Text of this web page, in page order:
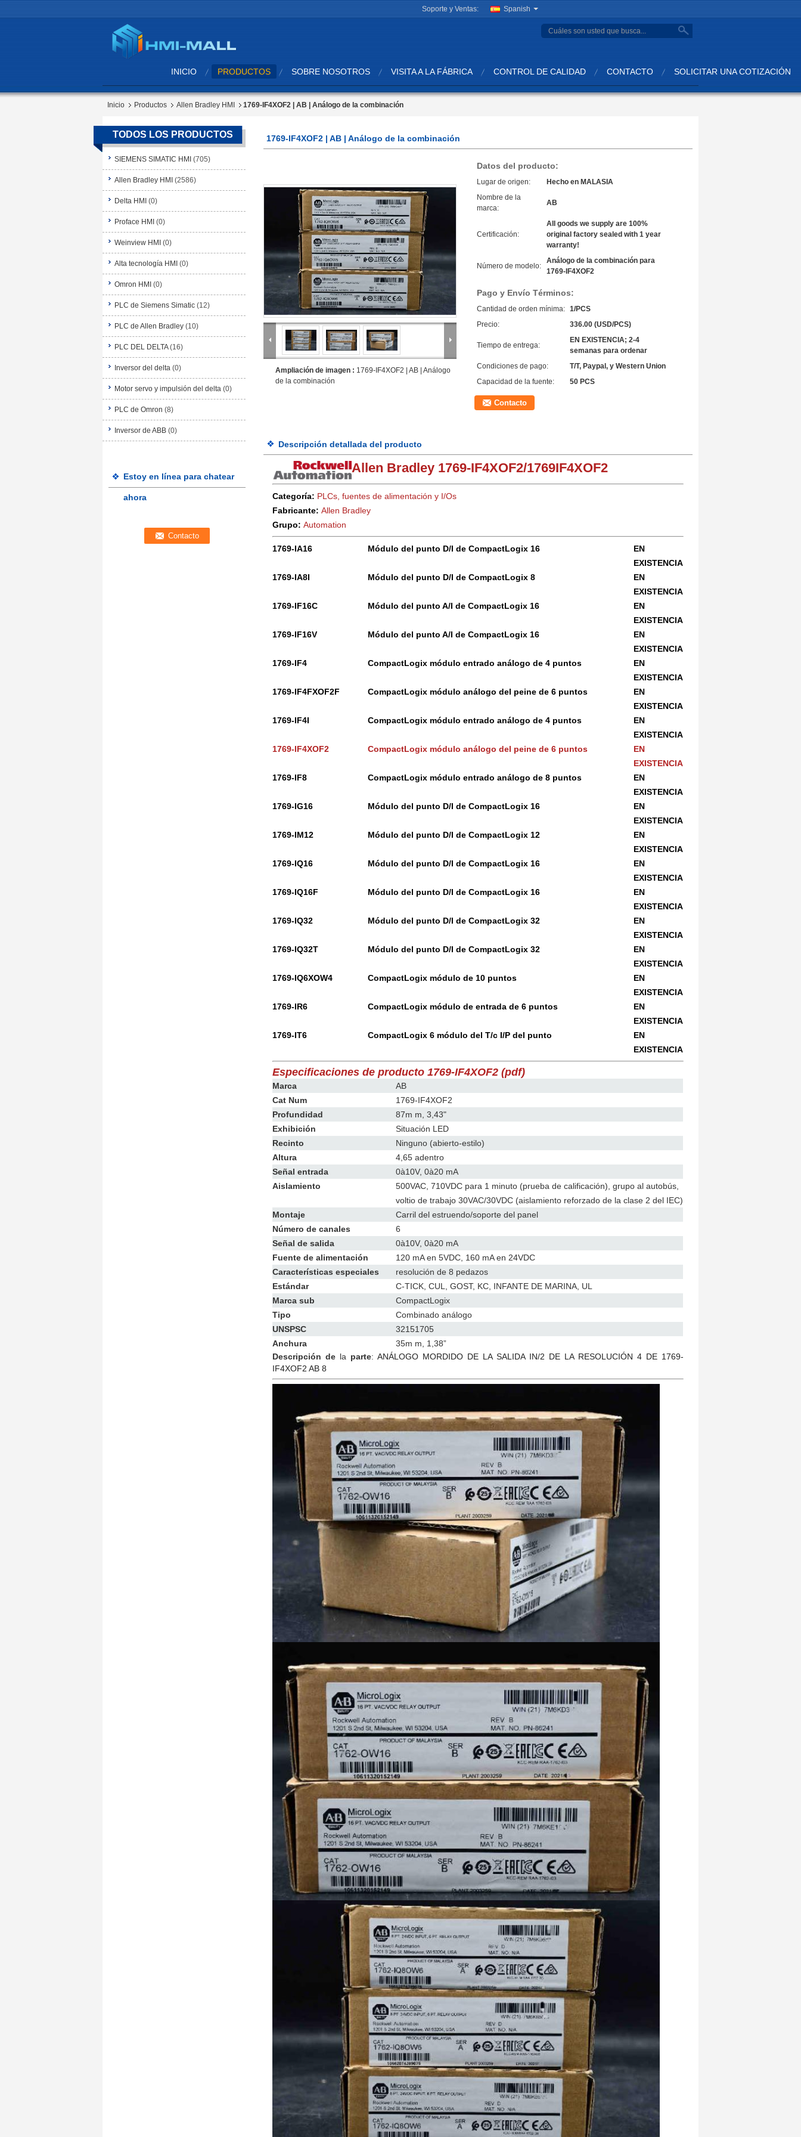
Soporte y Ventas: Spanish
search
INICIO PRODUCTOS SOBRE NOSOTROS VISITA A LA FÁBRICA CONTROL DE CALIDAD CONTACTO SOLICITAR UNA COTIZACIÓN
Inicio Productos Allen Bradley HMI 1769-IF4XOF2 | AB | Análogo de la combinación
TODOS LOS PRODUCTOS
SIEMENS SIMATIC HMI (705)
Allen Bradley HMI (2586)
Delta HMI (0)
Proface HMI (0)
Weinview HMI (0)
Alta tecnología HMI (0)
Omron HMI (0)
PLC de Siemens Simatic (12)
PLC de Allen Bradley (10)
PLC DEL DELTA (16)
Inversor del delta (0)
Motor servo y impulsión del delta (0)
PLC de Omron (8)
Inversor de ABB (0)
Estoy en línea para chatear
ahora
1769-IF4XOF2 | AB | Análogo de la combinación
Ampliación de imagen : 1769-IF4XOF2 | AB | Análogo
de la combinación
Datos del producto:
Lugar de origen:
Hecho en MALASIA
Nombre de la
marca:
AB
Certificación:
All goods we supply are 100%
original factory sealed with 1 year
warranty!
Número de modelo:
Análogo de la combinación para
1769-IF4XOF2
Pago y Envío Términos:
Cantidad de orden mínima: 1/PCS
Precio:
336.00 (USD/PCS)
Tiempo de entrega:
EN EXISTENCIA; 2-4
semanas para ordenar
Condiciones de pago:
T/T, Paypal, y Western Union
Capacidad de la fuente:
50 PCS
Contacto
Descripción detallada del producto
Allen Bradley 1769-IF4XOF2/1769IF4XOF2
Categoría: PLCs, fuentes de alimentación y I/Os
Fabricante: Allen Bradley
Grupo: Automation
1769-IA16 Módulo del punto D/I de CompactLogix 16
EN
EXISTENCIA
1769-IA8I
Módulo del punto D/I de CompactLogix 8
EN
EXISTENCIA
1769-IF16C
Módulo del punto A/I de CompactLogix 16
EN
EXISTENCIA
1769-IF16V
Módulo del punto A/I de CompactLogix 16
EN
EXISTENCIA
1769-IF4
CompactLogix módulo entrado análogo de 4 puntos
EN
EXISTENCIA
1769-IF4FXOF2F
CompactLogix módulo análogo del peine de 6 puntos
EN
EXISTENCIA
1769-IF4I
CompactLogix módulo entrado análogo de 4 puntos
EN
EXISTENCIA
1769-IF4XOF2
CompactLogix módulo análogo del peine de 6 puntos
EN
EXISTENCIA
1769-IF8
CompactLogix módulo entrado análogo de 8 puntos
EN
EXISTENCIA
1769-IG16
Módulo del punto D/I de CompactLogix 16
EN
EXISTENCIA
1769-IM12
Módulo del punto D/I de CompactLogix 12
EN
EXISTENCIA
1769-IQ16
Módulo del punto D/I de CompactLogix 16
EN
EXISTENCIA
1769-IQ16F
Módulo del punto D/I de CompactLogix 16
EN
EXISTENCIA
1769-IQ32
Módulo del punto D/I de CompactLogix 32
EN
EXISTENCIA
1769-IQ32T
Módulo del punto D/I de CompactLogix 32
EN
EXISTENCIA
1769-IQ6XOW4
CompactLogix módulo de 10 puntos
EN
EXISTENCIA
1769-IR6
CompactLogix módulo de entrada de 6 puntos
EN
EXISTENCIA
1769-IT6
CompactLogix 6 módulo del T/c I/P del punto
EN
EXISTENCIA
Especificaciones de producto 1769-IF4XOF2 (pdf)
Marca
AB
Cat Num
1769-IF4XOF2
Profundidad
87m m, 3,43"
Exhibición
Situación LED
Recinto
Ninguno (abierto-estilo)
Altura
4,65 adentro
Señal entrada
0à10V, 0à20 mA
Aislamiento
500VAC, 710VDC para 1 minuto (prueba de calificación), grupo al autobús,
voltio de trabajo 30VAC/30VDC (aislamiento reforzado de la clase 2 del IEC)
Montaje
Carril del estruendo/soporte del panel
Número de canales
6
Señal de salida
0à10V, 0à20 mA
Fuente de alimentación
120 mA en 5VDC, 160 mA en 24VDC
Características especiales
resolución de 8 pedazos
Estándar
C-TICK, CUL, GOST, KC, INFANTE DE MARINA, UL
Marca sub
CompactLogix
Tipo
Combinado análogo
UNSPSC
32151705
Anchura
35m m, 1,38”
Descripción de la parte: ANÁLOGO MORDIDO DE LA SALIDA IN/2 DE LA RESOLUCIÓN 4 DE 1769-
IF4XOF2 AB 8